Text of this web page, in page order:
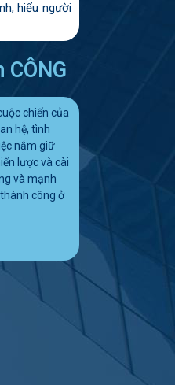
hiểu người
chiến của
hệ, tình
nắm giữ
lược và cài
và mạnh
công ở